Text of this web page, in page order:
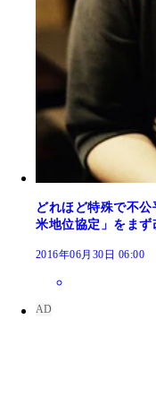
どれほど特殊で不
米地位協定」をま
2016年06月30日 06:00